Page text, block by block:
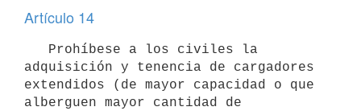
Artículo 14
adquisición y tenencia de cargadores
extendidos (de mayor capacidad o que
alberguen mayor cantidad de